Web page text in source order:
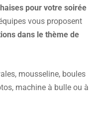
pour votre soirée
vous proposent
dans le thème de
mousseline, boules
machine à bulle ou à